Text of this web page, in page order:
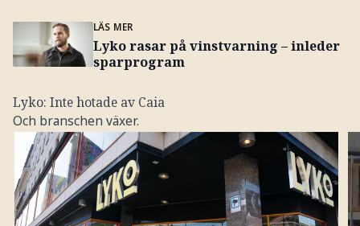
LÄS MER
Lyko rasar på vinstvarning – inleder
sparprogram
Lyko: Inte hotade av Caia
Och branschen växer.